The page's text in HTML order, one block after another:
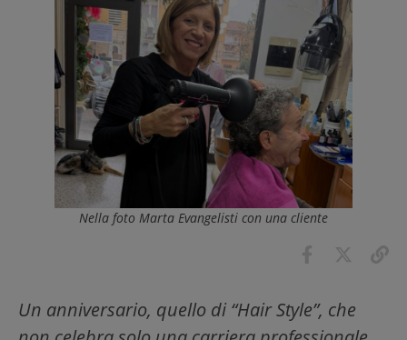
Nella foto Marta Evangelisti con una cliente
Un anniversario, quello di “Hair Style”, che